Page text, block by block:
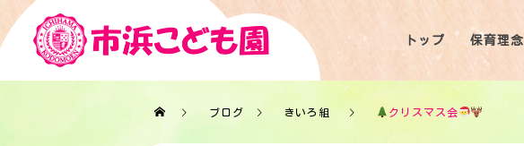
トップ 保育理念
ブログ きいろ組 クリスマス会